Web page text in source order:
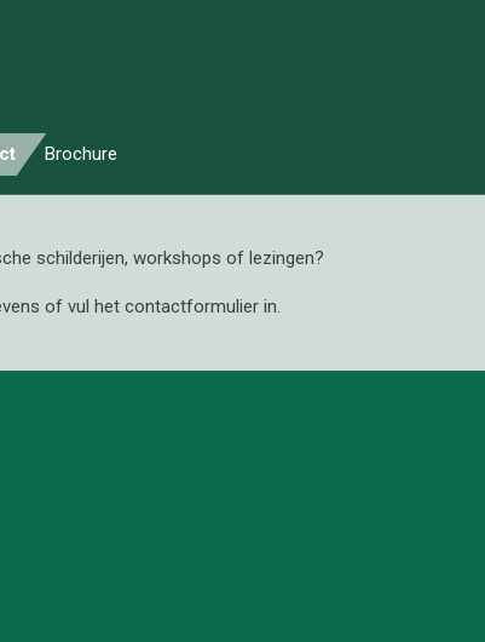
Brochure
schilderijen, workshops of lezingen?
of vul het contactformulier in.